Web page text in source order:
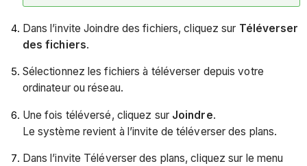
Dans l’invite Joindre des fichiers, cliquez sur Téléverser
des fichiers.
Sélectionnez les fichiers à téléverser depuis votre
ordinateur ou réseau.
Une fois téléversé, cliquez sur Joindre.
Le système revient à l’invite de téléverser des plans.
Dans l’invite Téléverser des plans, cliquez sur le menu